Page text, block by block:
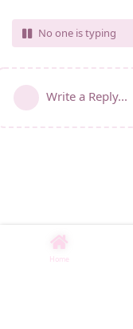
No one is typing
Write a Reply...
Home